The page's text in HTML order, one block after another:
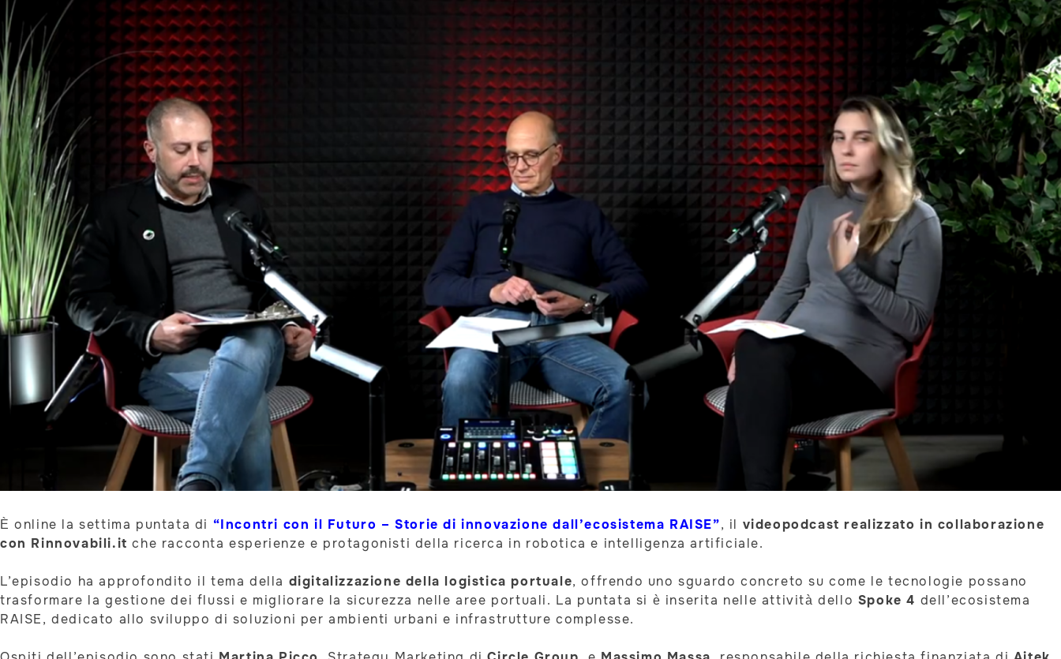
È online la settima puntata di “Incontri con il Futuro – Storie di innovazione dall’ecosistema RAISE”, il videopodcast realizzato in collaborazione
con Rinnovabili.it che racconta esperienze e protagonisti della ricerca in robotica e intelligenza artificiale.
L’episodio ha approfondito il tema della digitalizzazione della logistica portuale, offrendo uno sguardo concreto su come le tecnologie possano
trasformare la gestione dei flussi e migliorare la sicurezza nelle aree portuali. La puntata si è inserita nelle attività dello Spoke 4 dell’ecosistema
RAISE, dedicato allo sviluppo di soluzioni per ambienti urbani e infrastrutture complesse.